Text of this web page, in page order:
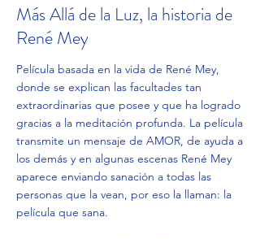
Más Allá de la Luz, la historia de
René Mey
Película basada en la vida de René Mey,
donde se explican las facultades tan
extraordinarias que posee y que ha logrado
gracias a la meditación profunda. La película
transmite un mensaje de AMOR, de ayuda a
los demás y en algunas escenas René Mey
aparece enviando sanación a todas las
personas que la vean, por eso la llaman: la
película que sana.